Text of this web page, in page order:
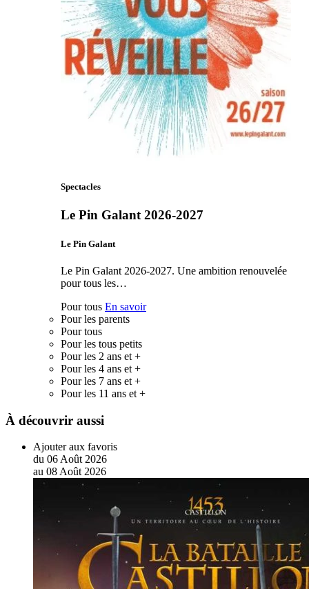
Spectacles
Le Pin Galant 2026-2027
Le Pin Galant
Le Pin Galant 2026-2027. Une ambition renouvelée
pour tous les…
Pour tous En savoir
Pour les parents
Pour tous
Pour les tous petits
Pour les 2 ans et +
Pour les 4 ans et +
Pour les 7 ans et +
Pour les 11 ans et +
À découvrir aussi
Ajouter aux favoris
du 06 Août 2026
au 08 Août 2026